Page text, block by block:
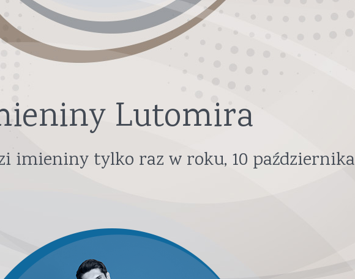
Lutomira
imieniny tylko raz w roku, 10 października